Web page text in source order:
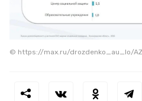
© https://max.ru/drozdenko_au_lo/